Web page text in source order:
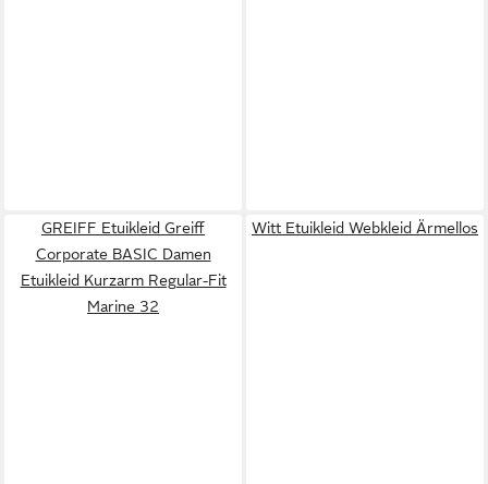
GREIFF Etuikleid Greiff
Corporate BASIC Damen
Etuikleid Kurzarm Regular-Fit
Marine 32
Witt Etuikleid Webkleid Ärmellos